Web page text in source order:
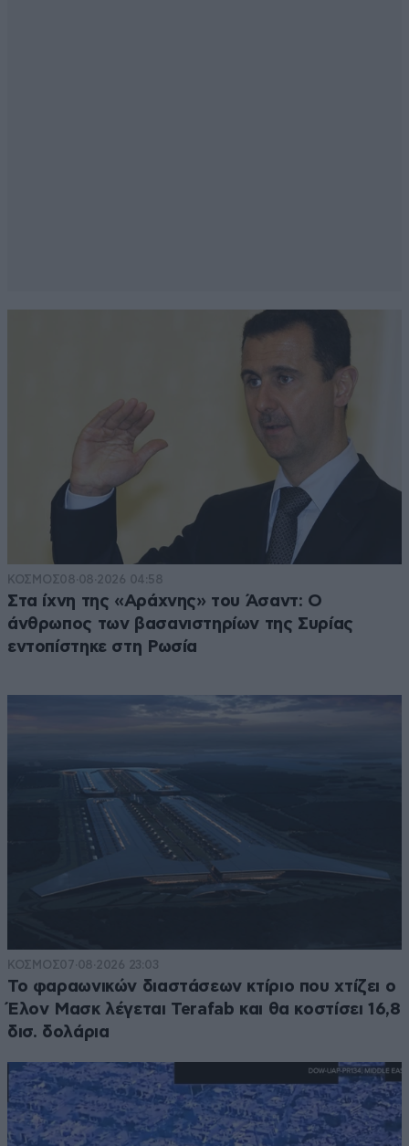
ΚΟΣΜΟΣ08·08·2026 04:58
Στα ίχνη της «Αράχνης» του Άσαντ: Ο
άνθρωπος των βασανιστηρίων της Συρίας
εντοπίστηκε στη Ρωσία
ΚΟΣΜΟΣ07·08·2026 23:03
Το φαραωνικών διαστάσεων κτίριο που χτίζει ο
Έλον Μασκ λέγεται Terafab και θα κοστίσει 16,8
δισ. δολάρια